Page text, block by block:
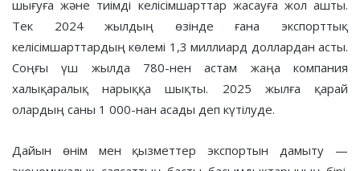
шығуға және тиімді келісімшарттар жасауға жол ашты.
Тек 2024 жылдың өзінде ғана экспорттық
келісімшарттардың көлемі 1,3 миллиард доллардан асты.
Соңғы үш жылда 780-нен астам жаңа компания
халықаралық нарыққа шықты. 2025 жылға қарай
олардың саны 1 000-нан асады деп күтілуде.
Дайын өнім мен қызметтер экспортын дамыту —